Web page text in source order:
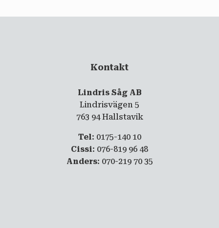
Kontakt
Lindris Såg AB
Lindrisvägen 5
763 94 Hallstavik
Tel: 0175-140 10
Cissi: 076-819 96 48
Anders: 070-219 70 35